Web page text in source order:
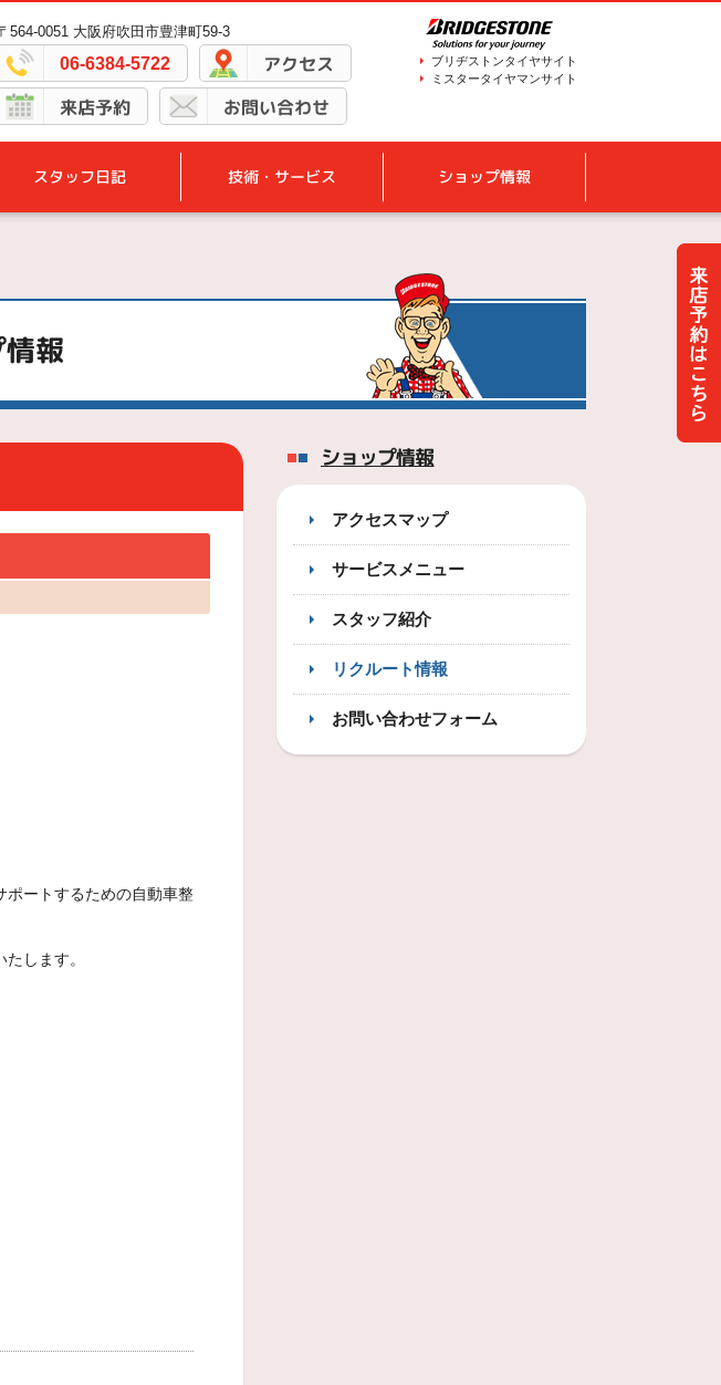
564-0051 大阪府吹田市豊津町59-3
06-6384-5722 アクセス
来店予約 お問い合わせ
ブリヂストンタイヤサイト
ミスタータイヤマンサイト
スタッフ日記 技術・サービス ショップ情報
報
ポートするための自動車整
します。
ショップ情報
アクセスマップ
サービスメニュー
スタッフ紹介
リクルート情報
お問い合わせフォーム